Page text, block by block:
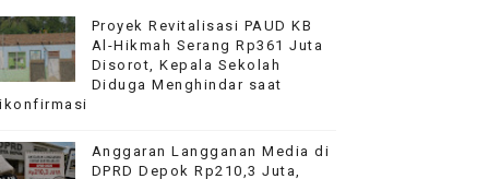
Ruang Hak Jawab
Mobil Ditangani Bid Propam Polda Banten
Proyek Revitalisasi PAUD KB
Al-Hikmah Serang Rp361 Juta
Disorot, Kepala Sekolah
Diduga Menghindar saat
Anggaran Langganan Media di
DPRD Depok Rp210,3 Juta,